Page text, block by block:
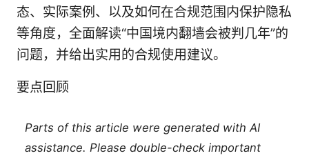
态、实际案例、以及如何在合规范围内保护隐私
等角度，全面解读“中国境内翻墙会被判几年”的
问题，并给出实用的合规使用建议。
要点回顾
Parts of this article were generated with AI
assistance. Please double-check important